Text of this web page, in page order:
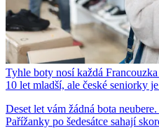
Tyhle boty nosí každá
10 let mladší, ale české seniorky
Deset let vám žádná bota
Pařížanky po šedesátce sahají